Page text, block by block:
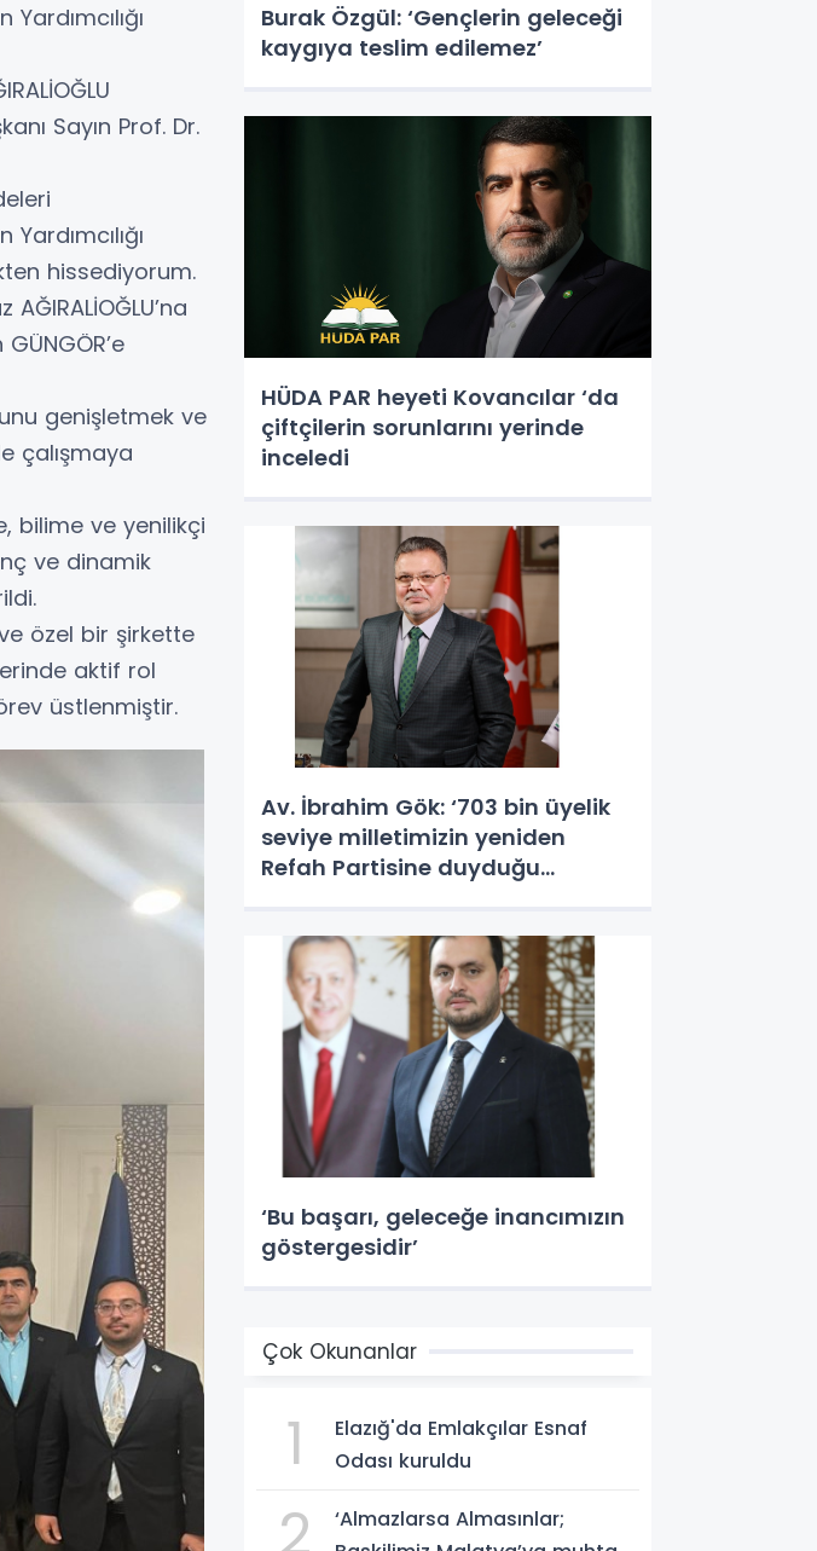
Sayın Prof. Dr.
hissediyorum.
genişletmek ve
çalışmaya
bilime ve yenilikçi
ve dinamik
özel bir şirkette
aktif rol
üstlenmiştir.
Burak Özgül: ‘Gençlerin geleceği
kaygıya teslim edilemez’
HÜDA PAR heyeti Kovancılar ‘da
çiftçilerin sorunlarını yerinde
inceledi
Av. İbrahim Gök: ‘703 bin üyelik
seviye milletimizin yeniden
Refah Partisine duyduğu
‘Bu başarı, geleceğe inancımızın
göstergesidir’
Çok Okunanlar
1
Elazığ'da Emlakçılar Esnaf
Odası kuruldu
2
‘Almazlarsa Almasınlar;